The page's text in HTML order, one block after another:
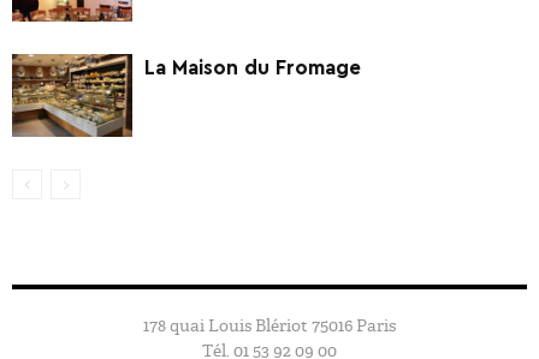
La Maison du Fromage
178 quai Louis Blériot 75016 Paris
Tél. 01 53 92 09 00